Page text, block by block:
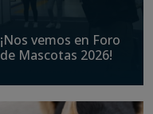
¡Nos vemos en Foro
de Mascotas 2026!